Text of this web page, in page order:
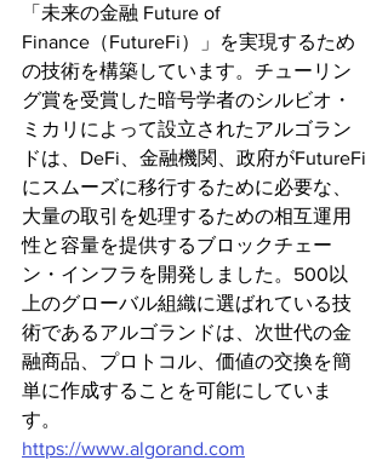
「未来の金融 Future of
Finance（FutureFi）」を実現するため
の技術を構築しています。チューリン
グ賞を受賞した暗号学者のシルビオ・
ミカリによって設立されたアルゴラン
ドは、DeFi、金融機関、政府がFutureFi
にスムーズに移行するために必要な、
大量の取引を処理するための相互運用
性と容量を提供するブロックチェー
ン・インフラを開発しました。500以
上のグローバル組織に選ばれている技
術であるアルゴランドは、次世代の金
融商品、プロトコル、価値の交換を簡
単に作成することを可能にしていま
す。
https://www.algorand.com